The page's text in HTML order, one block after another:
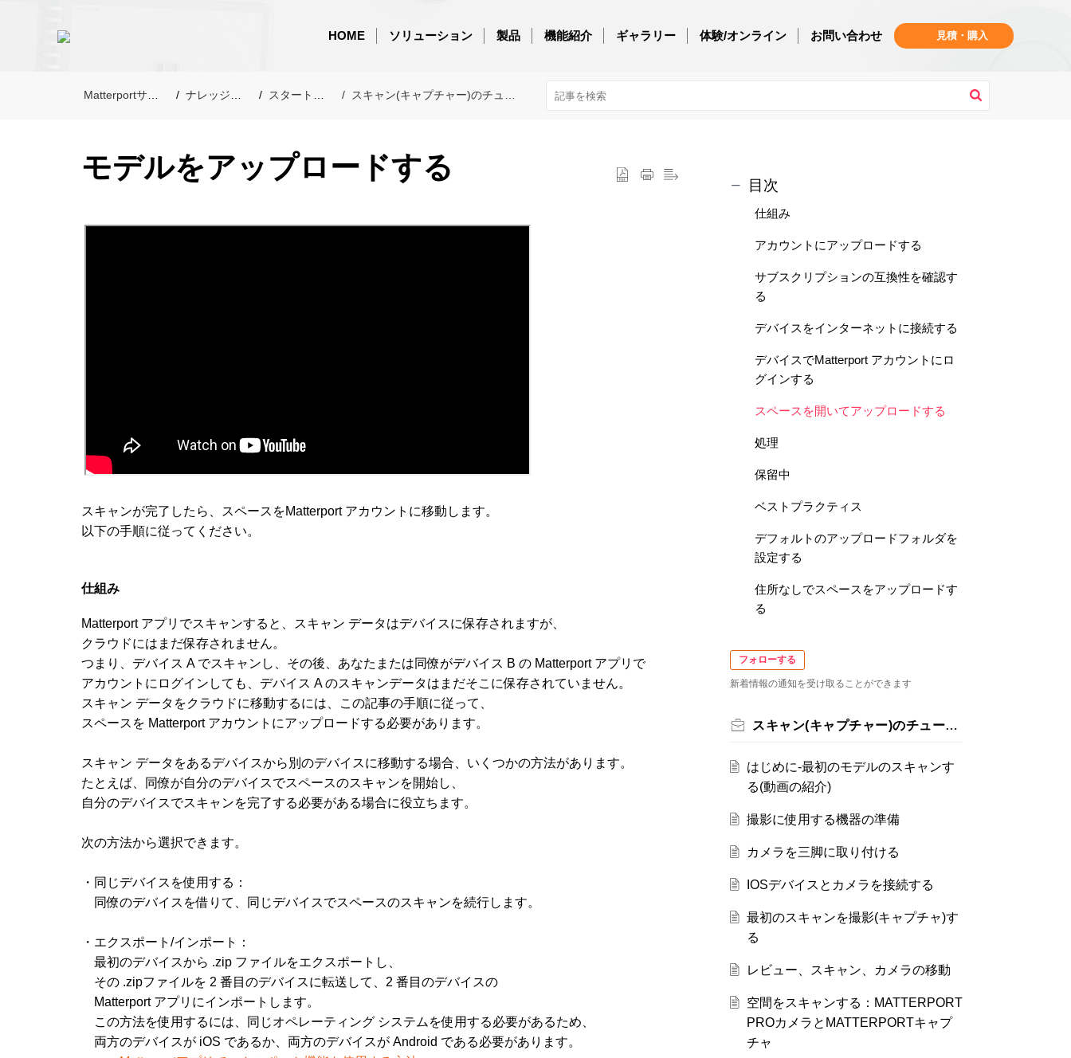
HOME ソリューション 製品 機能紹介 ギャラリー 体験/オンライン お問い合わせ 見積・購入
ナレッジベース スタートガイド スキャン(キャプチャー)のチュートリアル
モデルをアップロードする
スキャンが完了したら、スペースをMatterport アカウント に移動します。
以下の手順に従ってください。
仕組み
Matterport アプリでスキャンすると、スキャン データはデバイスに保存されますが、
クラウドにはまだ保存されません。
つまり、デバイス A でスキャンし、その後、あなたまたは同僚がデバイス B の Matterport アプリで
アカウントにログインしても、デバイス A のスキャンデータはまだそこに保存されていません。
スキャン データをクラウドに移動するには、この記事の手順に従って、
スペースを Matterport アカウントにアップロードする必要があります。
スキャン データをあるデバイスから別のデバイスに移動する場合、いくつかの方法があります。
たとえば、同僚が自分のデバイスでスペースのスキャンを開始し、
自分のデバイスでスキャンを完了する必要がある場合に役立ちます。
次の方法から選択できます。
・同じデバイスを使用する：
同僚のデバイスを借りて、同じデバイスでスペースのスキャンを続行します。
・エクスポート/インポート：
最初のデバイスから .zip ファイルをエクスポートし、
その .zipファイルを 2 番目のデバイスに転送して、2 番目のデバイスの
Matterport アプリにインポートします。
この方法を使用するには、同じオペレーティング システムを使用する必要があるため、
両方のデバイスが iOS であるか、両方のデバイスが Android である必要があります。
目次
仕組み
アカウントにアップロードする
サブスクリプションの互換性を確認す
る
デバイスをインターネットに接続する
デバイスでMatterport アカウントにロ
グインする
スペースを開いてアップロードする
処理
保留中
ベストプラクティス
デフォルトのアップロードフォルダを
設定する
住所なしでスペースをアップロードす
る
フォローする
新着情報の通知を受け取ることができます
スキャン(キャプチャー)のチュートリアル
はじめに-最初のモデルのスキャンす
る(動画の紹介)
撮影に使用する機器の準備
カメラを三脚に取り付ける
IOSデバイスとカメラを接続する
最初のスキャンを撮影(キャプチャ)す
る
レビュー、スキャン、カメラの移動
空間をスキャンする：MATTERPORT
PROカメラとMATTERPORTキャプ
チャ